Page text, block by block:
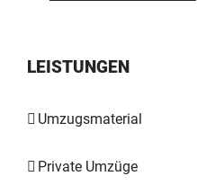
LEISTUNGEN
Umzugsmaterial
Private Umzüge